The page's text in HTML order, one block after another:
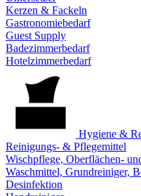
Kerzen & Fackeln
Gastronomiebedarf
Guest Supply
Badezimmerbedarf
Hotelzimmerbedarf
Hygiene &
Reinigungs- & Pflegemittel
Wischpflege, Oberflächen-
Waschmittel, Grundreiniger,
Desinfektion